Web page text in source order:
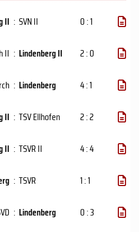
II : SVN II
0 : 1
II : Lindenberg II
2 : 0
: Lindenberg
4 : 1
II : TSV Ellhofen
2 : 2
II : TSVR II
4 : 4
: TSVR
1 : 1
: Lindenberg
0 : 3